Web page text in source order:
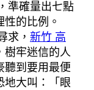
準確量出七點
的比例。
求， 新竹 高
樹牢迷信的人
聽到要用最便
地大叫：「眼